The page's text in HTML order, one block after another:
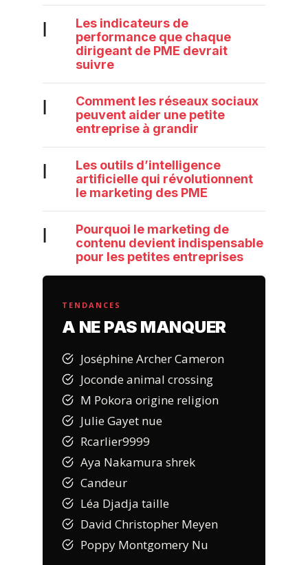
|
Les indicateurs de
performance que chaque
dirigeant de PME devrait
suivre
|
Comment les réseaux sociaux
peuvent aider une petite
entreprise à grandir
|
Les outils d’intelligence
artificielle qui révolutionnent
le marketing des PME
|
Pourquoi le marketing de
contenu devient indispensable
pour les petites entreprises
TENDANCES
A NE PAS MANQUER
Joséphine Archer Cameron
Joconde animal crossing
M Pokora origine religion
Julie Gayet nue
Rcarlier9999
Aya Nakamura shrek
Candeur
Léa Djadja taille
David Christopher Meyen
Poppy Montgomery Nu